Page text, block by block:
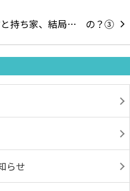
持ち家、結局…
らせ